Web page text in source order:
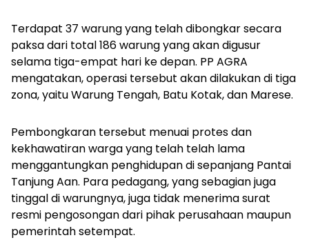
Terdapat 37 warung yang telah dibongkar secara
paksa dari total 186 warung yang akan digusur
selama tiga-empat hari ke depan. PP AGRA
mengatakan, operasi tersebut akan dilakukan di tiga
zona, yaitu Warung Tengah, Batu Kotak, dan Marese.
Pembongkaran tersebut menuai protes dan
kekhawatiran warga yang telah telah lama
menggantungkan penghidupan di sepanjang Pantai
Tanjung Aan. Para pedagang, yang sebagian juga
tinggal di warungnya, juga tidak menerima surat
resmi pengosongan dari pihak perusahaan maupun
pemerintah setempat.